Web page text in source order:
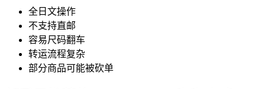
全日文操作
不支持直邮
容易尺码翻车
转运流程复杂
部分商品可能被砍单